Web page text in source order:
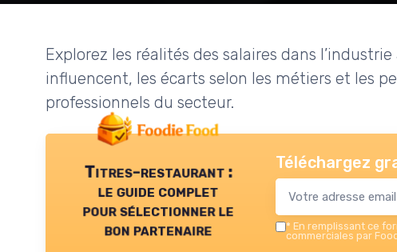
Explorez les réalités des salaires dans
influencent, les écarts selon les métiers et les
professionnels du secteur.
Titres-restaurant :
le guide complet
pour sélectionner le
bon partenaire
Téléchargez
* En remplissant ce
commerciales par